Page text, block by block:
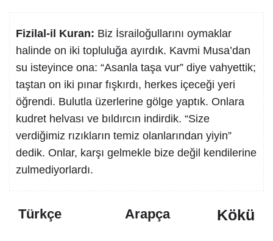
Fizilal-il Kuran: Biz İsrailoğullarını oymaklar
halinde on iki topluluğa ayırdık. Kavmi Musa’dan
su isteyince ona: “Asanla taşa vur” diye vahyettik;
taştan on iki pınar fışkırdı, herkes içeceği yeri
öğrendi. Bulutla üzerlerine gölge yaptık. Onlara
kudret helvası ve bıldırcın indirdik. “Size
verdiğimiz rızıkların temiz olanlarından yiyin”
dedik. Onlar, karşı gelmekle bize değil kendilerine
zulmediyorlardı.
Türkçe Arapça Kökü